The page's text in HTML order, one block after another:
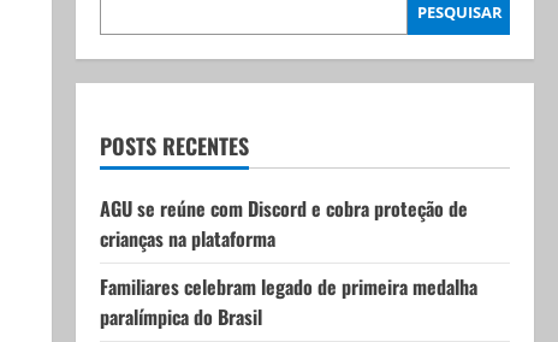
PESQUISAR
POSTS RECENTES
AGU se reúne com Discord e cobra proteção de
crianças na plataforma
Familiares celebram legado de primeira medalha
paralímpica do Brasil